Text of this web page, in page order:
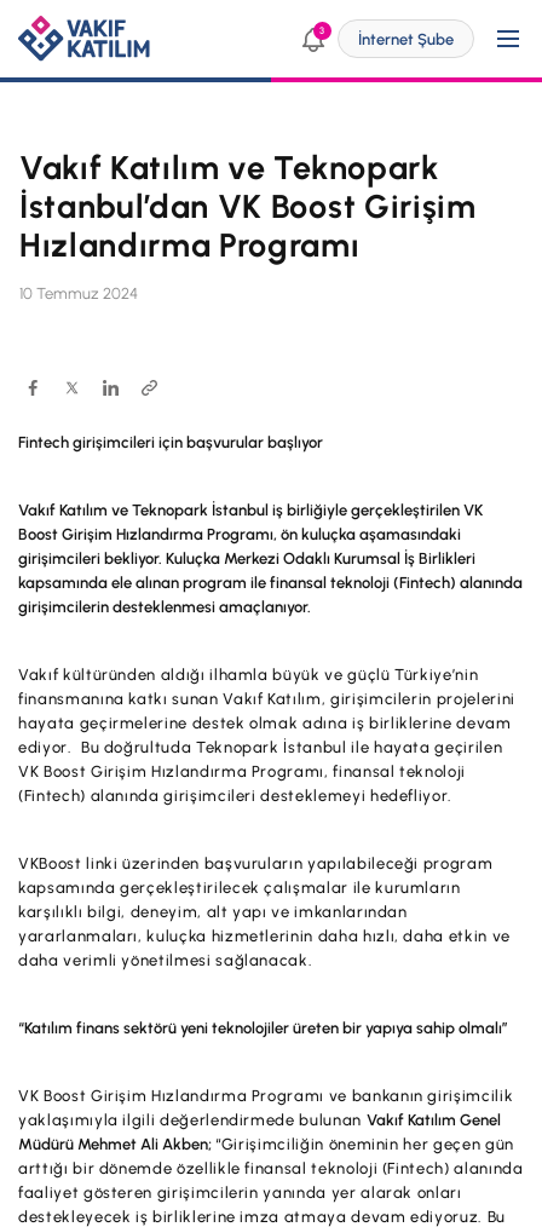
3 İnternet Şube
Kendim İçin
SİZE ÖZEL ÇÖZÜMLER
Bireysel Bankacılık
Engelsiz Bankacılık
Vakıf Katılım Taksit Sistemi
ÜRÜN VE HİZMETLERİMİZ
Hesaplar
Yatırım
Finansmanlar
Kartlar
Sigorta ve Emeklilik
Ödemeler ve Hizmetler
Kampanyalar
Başvuru Yap
İşim İçin
Ticari
KOBİ
p@ket
ÜRÜN VE HİZMETLERİMİZ
Yatırım
Finansmanlar
Ticari Kartlar
Dış Ticaret
Nakit Yönetimi
İş Birliklerimiz
Kampanyalar
Başvuru Yap
Şube ve ATM'ler
Ürün ve Hizmet Ücretleri
Vakıf Katılım ve Teknopark
İstanbul’dan VK Boost Girişim
Hızlandırma Programı
10 Temmuz 2024
Fintech girişimcileri için başvurular başlıyor
Vakıf Katılım ve Teknopark İstanbul iş birliğiyle gerçekleştirilen VK
Boost Girişim Hızlandırma Programı, ön kuluçka aşamasındaki
girişimcileri bekliyor. Kuluçka Merkezi Odaklı Kurumsal İş Birlikleri
kapsamında ele alınan program ile finansal teknoloji (Fintech) alanında
girişimcilerin desteklenmesi amaçlanıyor.
Vakıf kültüründen aldığı ilhamla büyük ve güçlü Türkiye’nin
finansmanına katkı sunan Vakıf Katılım, girişimcilerin projelerini
hayata geçirmelerine destek olmak adına iş birliklerine devam
ediyor. Bu doğrultuda Teknopark İstanbul ile hayata geçirilen
VK Boost Girişim Hızlandırma Programı, finansal teknoloji
(Fintech) alanında girişimcileri desteklemeyi hedefliyor.
VKBoost linki üzerinden başvuruların yapılabileceği program
kapsamında gerçekleştirilecek çalışmalar ile kurumların
karşılıklı bilgi, deneyim, alt yapı ve imkanlarından
yararlanmaları, kuluçka hizmetlerinin daha hızlı, daha etkin ve
daha verimli yönetilmesi sağlanacak.
“Katılım finans sektörü yeni teknolojiler üreten bir yapıya sahip olmalı”
VK Boost Girişim Hızlandırma Programı ve bankanın girişimcilik
yaklaşımıyla ilgili değerlendirmede bulunan Vakıf Katılım Genel
Müdürü Mehmet Ali Akben; “Girişimciliğin öneminin her geçen gün
arttığı bir dönemde özellikle finansal teknoloji (Fintech) alanında
faaliyet gösteren girişimcilerin yanında yer alarak onları
destekleyecek iş birliklerine imza atmaya devam ediyoruz. Bu